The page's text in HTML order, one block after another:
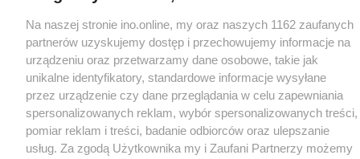
Na naszej stronie ino.online, my oraz naszych 1162 zaufanych
partnerów uzyskujemy dostęp i przechowujemy informacje na
urządzeniu oraz przetwarzamy dane osobowe, takie jak
unikalne identyfikatory, standardowe informacje wysyłane
przez urządzenie czy dane przeglądania w celu zapewniania
spersonalizowanych reklam, wybór spersonalizowanych treści,
pomiar reklam i treści, badanie odbiorców oraz ulepszanie
usług. Za zgodą Użytkownika my i Zaufani Partnerzy możemy